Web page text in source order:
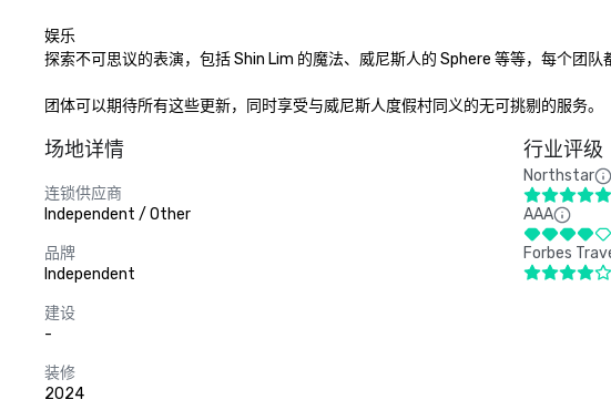
娱乐
探索不可思议的表演，包括 Shin Lim 的魔法、威尼斯人的 Sphere 等等，每个团队
团体可以期待所有这些更新，同时享受与威尼斯人度假村同义的无可挑剔的服务。
场地详情
连锁供应商
Independent / Other
品牌
Independent
建设
-
装修
2024
行业评级
Northstar
AAA
Forbes